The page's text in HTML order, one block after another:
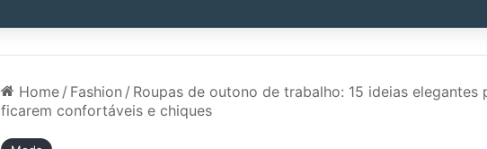
Home / Fashion / Roupas de outono de trabalho: 15 ideias elegantes
ficarem confortáveis ​​e chiques